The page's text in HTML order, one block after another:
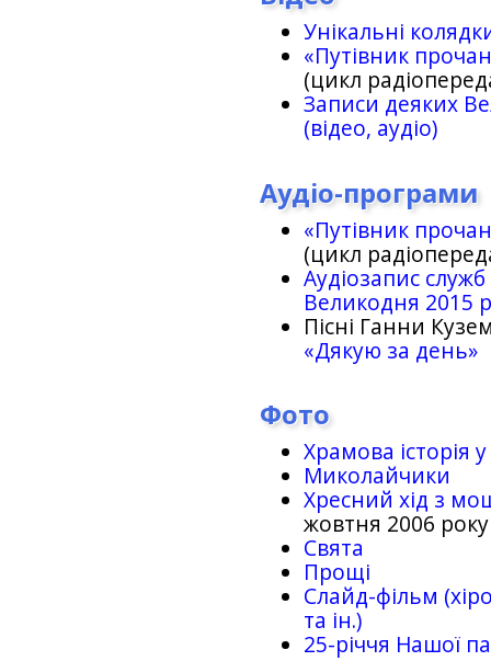
Унікальні
«Путівник
(цикл
Записи деяких
(відео, аудіо)
Аудіо-програми
«Путівник
(цикл
Аудіозапис
Великодня 2015
Пісні Ганни
«Дякую за день»
Фото
Храмова історія
Миколайчики
Хресний хід з
жовтня 2006 року
Свята
Прощі
Слайд-фільм
та ін.)
25-рiччя Нашої